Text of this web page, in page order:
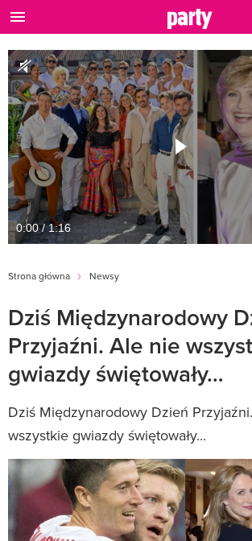
0:00 / 1:16
Strona główna Newsy
Dziś Międzynarodowy
Przyjaźni. Ale nie
gwiazdy świętowały…
Dziś Międzynarodowy Dzień
wszystkie gwiazdy świętowały...